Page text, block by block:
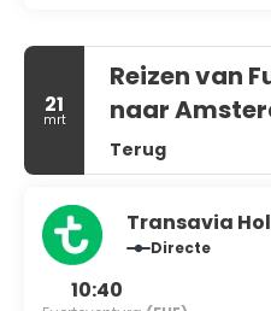
21
mrt
Reizen van
naar
Terug
Transavia
Directe
10:40